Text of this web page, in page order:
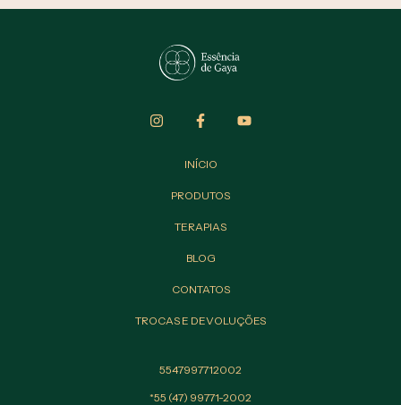
INÍCIO
PRODUTOS
TERAPIAS
BLOG
CONTATOS
TROCAS E DEVOLUÇÕES
5547997712002
*55 (47) 99771-2002